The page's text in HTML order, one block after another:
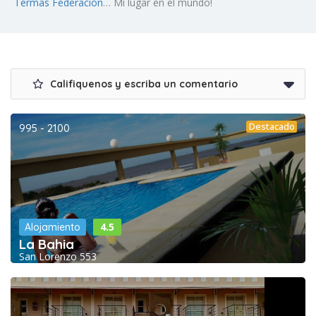
Califiquenos y escriba un comentario
995 - 2100 Destacado
Alojamiento 4.5
La Bahia
San Lorenzo 553